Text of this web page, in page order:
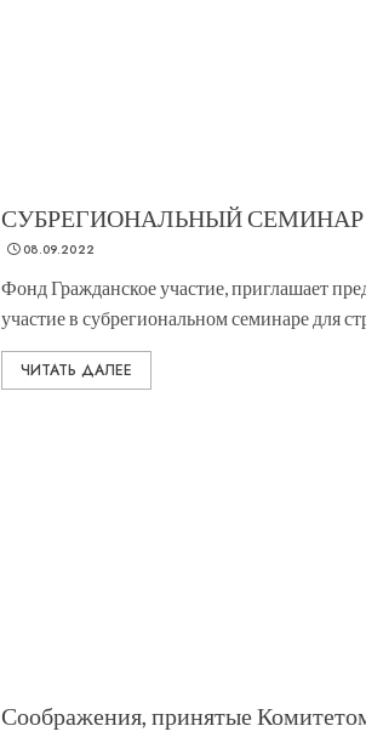
СУБРЕГИОНАЛЬНЫЙ СЕМИНАР
08.09.2022
Фонд Гражданское участие, приглашает
участие в субрегиональном семинаре для
ЧИТАТЬ ДАЛЕЕ
Соображения, принятые